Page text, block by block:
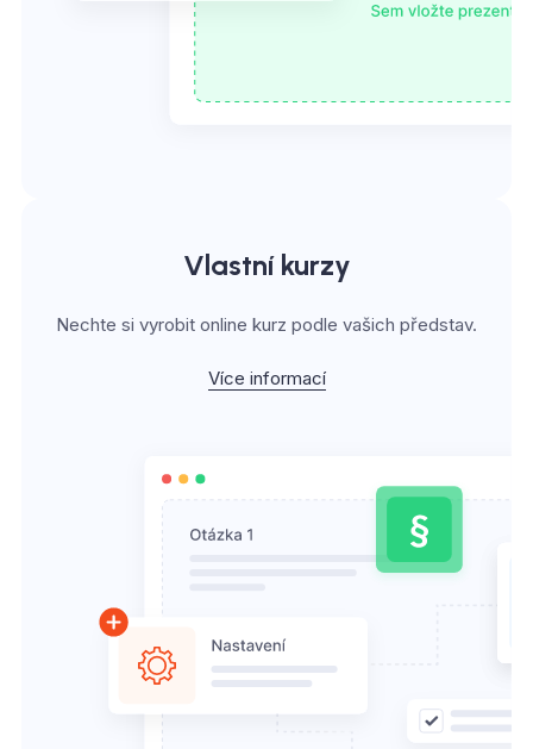
Vlastní kurzy
Nechte si vyrobit online kurz podle vašich představ.
Více informací